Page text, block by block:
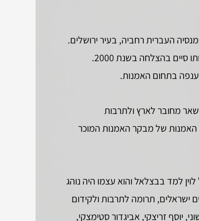
סיים לוין בגימנסיה העברית רחביה, בעיר ירושלים.
בהצלחה בשנת 2000.
בתחום האמנות.
להישאר מחובר לארץ ולתרבות
באיסוף אמנות ישראלית בשנת 2011, על ידי רכישת אוסף האמנות של מבקר האמנות המוכר
למד בבצלאל והוא עצמו היה נוהג
ישראלים, תרומה לתרבות ולקידום
תמר גטר, משה גרשוני, יוסף זריצקי, אביגדור סטימצקי,